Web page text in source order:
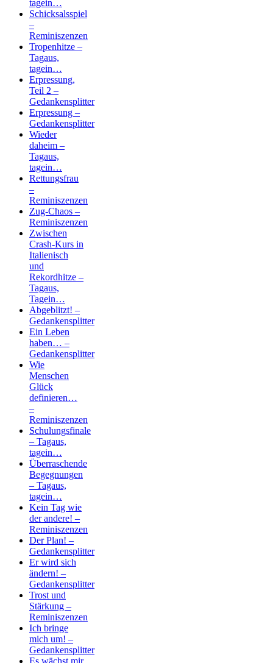
tagein…
Schicksalsspiel
–
Reminiszenzen
Tropenhitze –
Tagaus,
tagein…
Erpressung,
Teil 2 –
Gedankensplitter
Erpressung –
Gedankensplitter
Wieder
daheim –
Tagaus,
tagein…
Rettungsfrau
–
Reminiszenzen
Zug-Chaos –
Reminiszenzen
Zwischen
Crash-Kurs in
Italienisch
und
Rekordhitze –
Tagaus,
Tagein…
Abgeblitzt! –
Gedankensplitter
Ein Leben
haben… –
Gedankensplitter
Wie
Menschen
Glück
definieren…
–
Reminiszenzen
Schulungsfinale
– Tagaus,
tagein…
Überraschende
Begegnungen
– Tagaus,
tagein…
Kein Tag wie
der andere! –
Reminiszenzen
Der Plan! –
Gedankensplitter
Er wird sich
ändern! –
Gedankensplitter
Trost und
Stärkung –
Reminiszenzen
Ich bringe
mich um! –
Gedankensplitter